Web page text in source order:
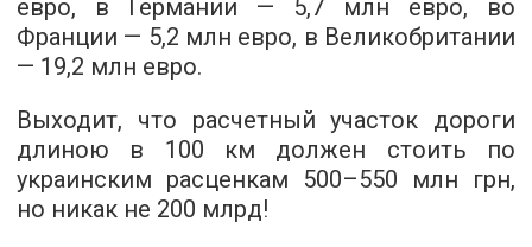
евро, в Германии — 5,7 млн евро, во
Франции — 5,2 млн евро, в Великобритании
— 19,2 млн евро.
Выходит, что расчетный участок дороги
длиною в 100 км должен стоить по
украинским расценкам 500–550 млн грн,
но никак не 200 млрд!